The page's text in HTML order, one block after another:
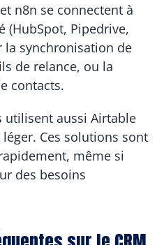
n8n se connectent à
(HubSpot, Pipedrive,
synchronisation de
de relance, ou la
contacts.
utilisent aussi Airtable
Ces solutions sont
même si
des besoins